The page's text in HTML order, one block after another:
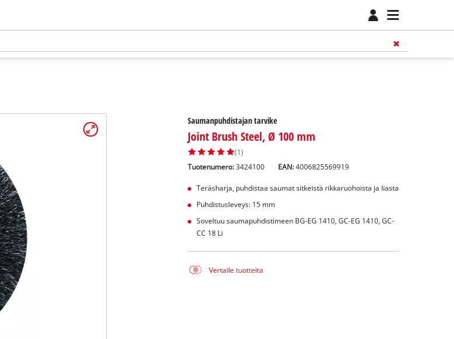
Saumanpuhdistajan tarvike
Joint Brush Steel, Ø 100 mm
(1)
Tuotenumero: 3424100 EAN:4006825569919
Teräsharja, puhdistaa saumat sitkeistä rikkaruohoista ja liasta
Puhdistusleveys: 15 mm
Soveltuu saumapuhdistimeen BG-EG 1410, GC-EG 1410, GC-
CC 18 Li
Vertaile tuotteita